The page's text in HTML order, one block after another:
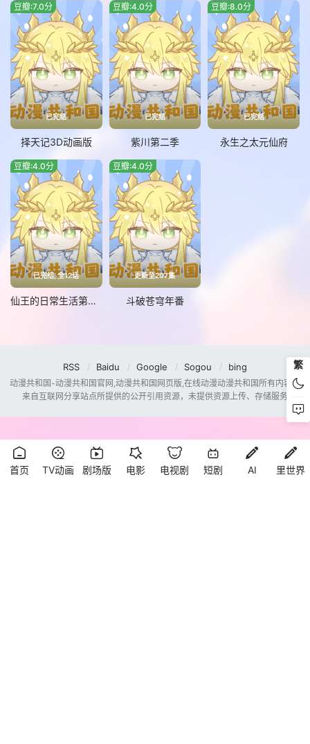
已完结
豆瓣:7.0分
择天记3D动画版
已完结
豆瓣:4.0分
紫川第二季
已完结
豆瓣:8.0分
永生之太元仙府
已完结, 全12话
豆瓣:4.0分
仙王的日常生活第五季
更新至207集
豆瓣:4.0分
斗破苍穹年番
繁
RSS Baidu Google Sogou bing
动漫共和国-动漫共和国官网,动漫共和国网页版,在线动漫动漫共和国所有内容均
来自互联网分享站点所提供的公开引用资源，未提供资源上传、存储服务
首页 TV动画 剧场版 电影 电视剧 短剧 AI 里世界